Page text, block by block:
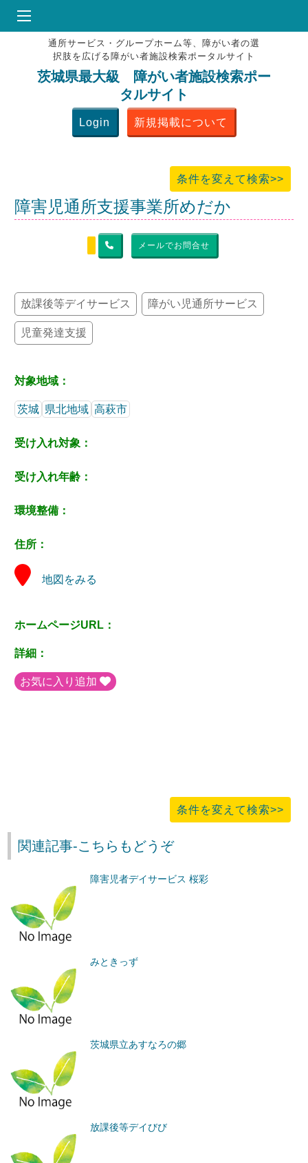
HOME
♥お気にりブックマーク
掲載会員MENU
よくある質問
通所サービス・グループホーム等、障がい者の選
択肢を広げる障がい者施設検索ポータルサイト
茨城県最大級 障がい者施設検索ポー
タルサイト
Login 新規掲載について
条件を変えて検索>>
障害児通所支援事業所めだか
メールでお問合せ
放課後等デイサービス 障がい児通所サービス
児童発達支援
対象地域：
茨城 県北地域 高萩市
受け入れ対象：
受け入れ年齢：
環境整備：
住所：
地図をみる
ホームページURL：
詳細：
お気に入り追加
条件を変えて検索>>
関連記事-こちらもどうぞ
障害児者デイサービス 桜彩
みときっず
茨城県立あすなろの郷
放課後等デイびび